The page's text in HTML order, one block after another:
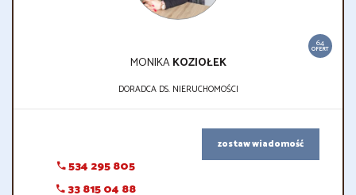
64
OFERT
MONIKAKOZIOŁEK
DORADCA DS. NIERUCHOMOŚCI
534 295 805
33 815 04 88
zostaw wiadomość